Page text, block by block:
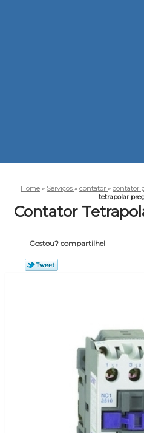
Home » Serviços » contator » contator
tetrapolar
Contator
Gostou? compartilhe!